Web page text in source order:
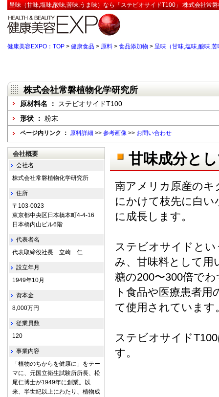
呈味（甘味,塩味,酸味,苦味,うま味）なら「ステビオサイドT100」:株式会社常
健康美容EXPO：TOP > 健康食品 > 原料 > 食品添加物 > 呈味（甘味,塩味,酸味,
株式会社常磐植物化学研究所
原材料名 ：
ステビオサイドT100
形状 ： 粉末
ページ内リンク ： 原料詳細 >> 参考画像 >> お問い合わせ
甘味成分と
南アメリカ原産のキ
にかけて枝先に白い
に成長します。
ステビオサイドと
み、甘味料として用
糖の200〜300倍で
ト食品や医療患者
て使用されています
ステビオサイド
す。
会社概要
会社名
株式会社常磐植物化学研究所
住所
〒103-0023
東京都中央区日本橋本町4-4-16
日本橋内山ビル6階
代表者名
代表取締役社長 立崎 仁
設立年月
1949年10月
資本金
8,000万円
従業員数
120
事業内容
「植物のちからを健康に」をテー
マに、元国立衛生試験所所長、松
尾仁博士が1949年に創業。以
来、半世紀以上にわたり、植物成